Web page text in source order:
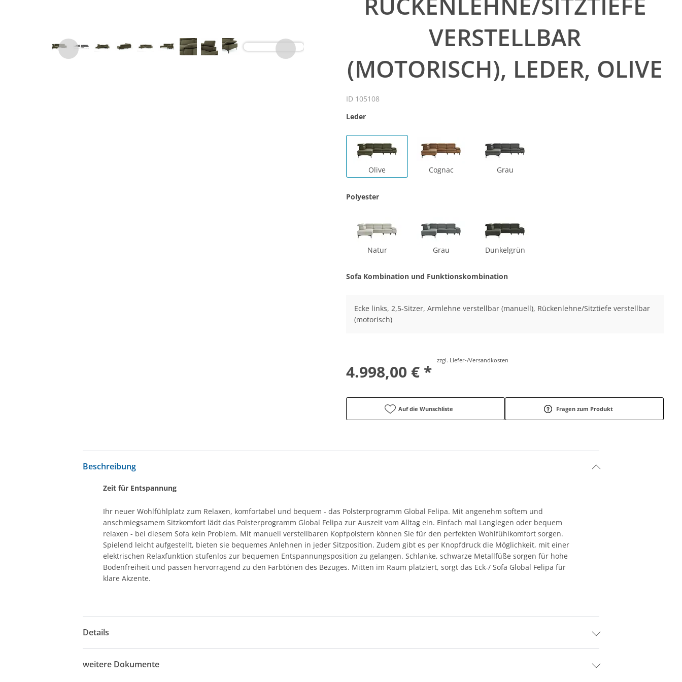
VERSTELLBAR
(MOTORISCH), LEDER, OLIVE
ID 105108
Leder
Olive Cognac Grau
Polyester
Natur Grau Dunkelgrün
Sofa Kombination und Funktionskombination
Ecke links, 2,5-Sitzer, Armlehne verstellbar (manuell), Rückenlehne/Sitztiefe verstellbar
(motorisch)
4.998,00 € *
zzgl. Liefer-/Versandkosten
Auf die Wunschliste Fragen zum Produkt
Beschreibung
Zeit für Entspannung
Ihr neuer Wohlfühlplatz zum Relaxen, komfortabel und bequem - das Polsterprogramm Global Felipa. Mit angenehm softem und
anschmiegsamem Sitzkomfort lädt das Polsterprogramm Global Felipa zur Auszeit vom Alltag ein. Einfach mal Langlegen oder bequem
relaxen - bei diesem Sofa kein Problem. Mit manuell verstellbaren Kopfpolstern können Sie für den perfekten Wohlfühlkomfort sorgen.
Spielend leicht aufgestellt, bieten sie bequemes Anlehnen in jeder Sitzposition. Zudem gibt es per Knopfdruck die Möglichkeit, mit einer
elektrischen Relaxfunktion stufenlos zur bequemen Entspannungsposition zu gelangen. Schlanke, schwarze Metallfüße sorgen für hohe
Bodenfreiheit und passen hervorragend zu den Farbtönen des Bezuges. Mitten im Raum platziert, sorgt das Eck-/ Sofa Global Felipa für
klare Akzente.
Details
weitere Dokumente